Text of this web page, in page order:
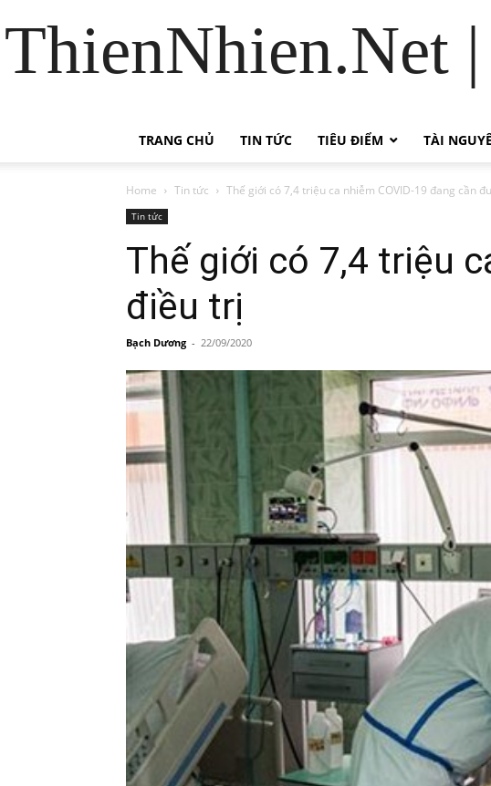
ThienNhien.Net
TRANG CHỦ TIN TỨC TIÊU ĐIỂM TÀI
Home Tin tức Thế giới có 7,4 triệu ca nhiễm COVID-19 đang cần
Tin tức
Thế giới có 7,4 triệu
điều trị
Bạch Dương - 22/09/2020